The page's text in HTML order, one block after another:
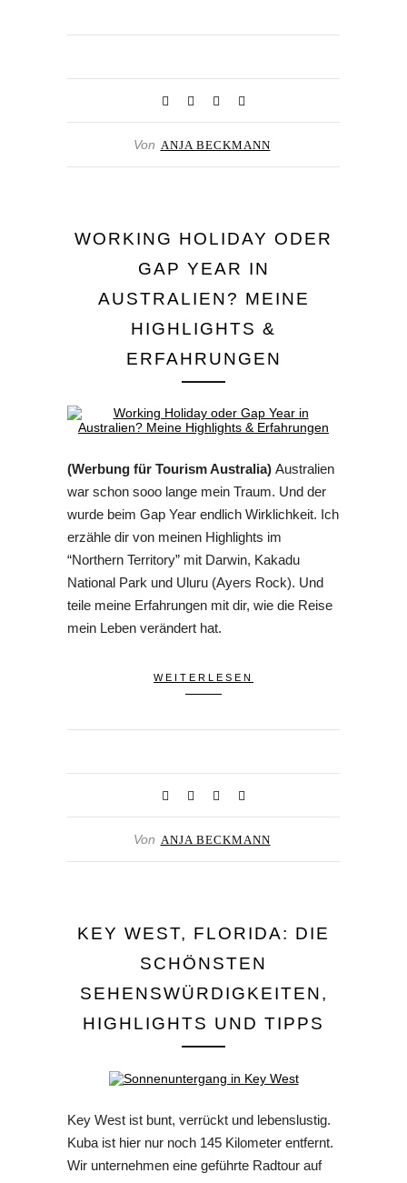
Von ANJA BECKMANN
WORKING HOLIDAY ODER
GAP YEAR IN
AUSTRALIEN? MEINE
HIGHLIGHTS &
ERFAHRUNGEN
(Werbung für Tourism Australia) Australien
war schon sooo lange mein Traum. Und der
wurde beim Gap Year endlich Wirklichkeit. Ich
erzähle dir von meinen Highlights im
“Northern Territory” mit Darwin, Kakadu
National Park und Uluru (Ayers Rock). Und
teile meine Erfahrungen mit dir, wie die Reise
mein Leben verändert hat.
WEITERLESEN
Von ANJA BECKMANN
KEY WEST, FLORIDA: DIE
SCHÖNSTEN
SEHENSWÜRDIGKEITEN,
HIGHLIGHTS UND TIPPS
Key West ist bunt, verrückt und lebenslustig.
Kuba ist hier nur noch 145 Kilometer entfernt.
Wir unternehmen eine geführte Radtour auf